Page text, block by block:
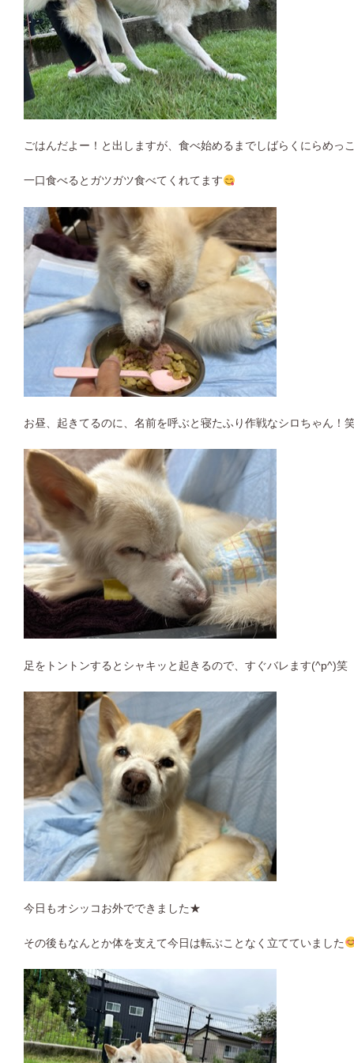
ごはんだよー！と出しますが、食べ始めるまでしばらくにらめっ
一口食べるとガツガツ食べてくれてます
お昼、起きてるのに、名前を呼ぶと寝たふり作戦なシロちゃん！
足をトントンするとシャキッと起きるので、すぐバレます(^p^)笑
今日もオシッコお外でできました★
その後もなんとか体を支えて今日は転ぶことなく立てていました